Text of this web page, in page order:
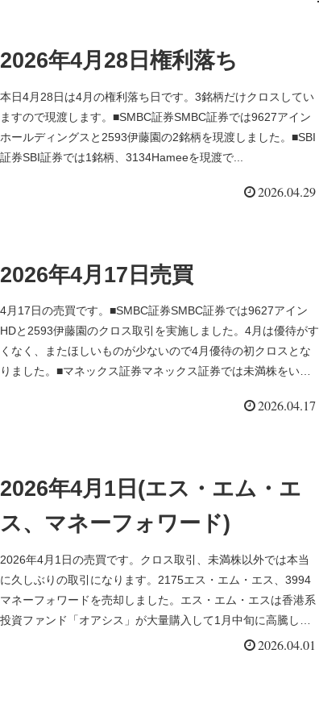
2026年4月28日権利落ち
本日4月28日は4月の権利落ち日です。3銘柄だけクロスしてい
ますので現渡します。■SMBC証券SMBC証券では9627アイン
ホールディングスと2593伊藤園の2銘柄を現渡しました。■SBI
証券SBI証券では1銘柄、3134Hameeを現渡で...
2026.04.29
2026年4月17日売買
4月17日の売買です。■SMBC証券SMBC証券では9627アイン
HDと2593伊藤園のクロス取引を実施しました。4月は優待がす
くなく、またほしいものが少ないので4月優待の初クロスとな
りました。■マネックス証券マネックス証券では未満株をい
2026.04.17
2026年4月1日(エス・エム・エ
ス、マネーフォワード)
2026年4月1日の売買です。クロス取引、未満株以外では本当
に久しぶりの取引になります。2175エス・エム・エス、3994
マネーフォワードを売却しました。エス・エム・エスは香港系
投資ファンド「オアシス」が大量購入して1月中旬に高騰しま
2026.04.01